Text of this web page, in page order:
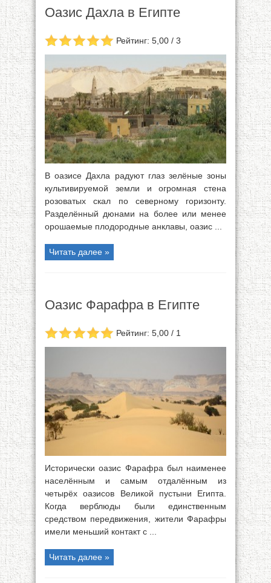
Оазис Дахла в Египте
Рейтинг: 5,00 / 3
В оазисе Дахла радуют глаз зелёные зоны
культивируемой земли и огромная стена
розоватых скал по северному горизонту.
Разделённый дюнами на более или менее
орошаемые плодородные анклавы, оазис ...
Читать далее »
Оазис Фарафра в Египте
Рейтинг: 5,00 / 1
Исторически оазис Фарафра был наименее
населённым и самым отдалённым из
четырёх оазисов Великой пустыни Египта.
Когда верблюды были единственным
средством передвижения, жители Фарафры
имели меньший контакт с ...
Читать далее »